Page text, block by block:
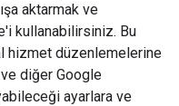
aktarmak ve
kullanabilirsiniz. Bu
hizmet düzenlemelerine
diğer Google
ayarlara ve